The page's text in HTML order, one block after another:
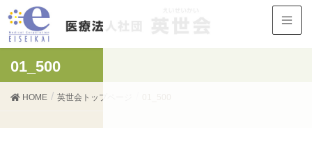
01_500
HOME 英世会トップページ